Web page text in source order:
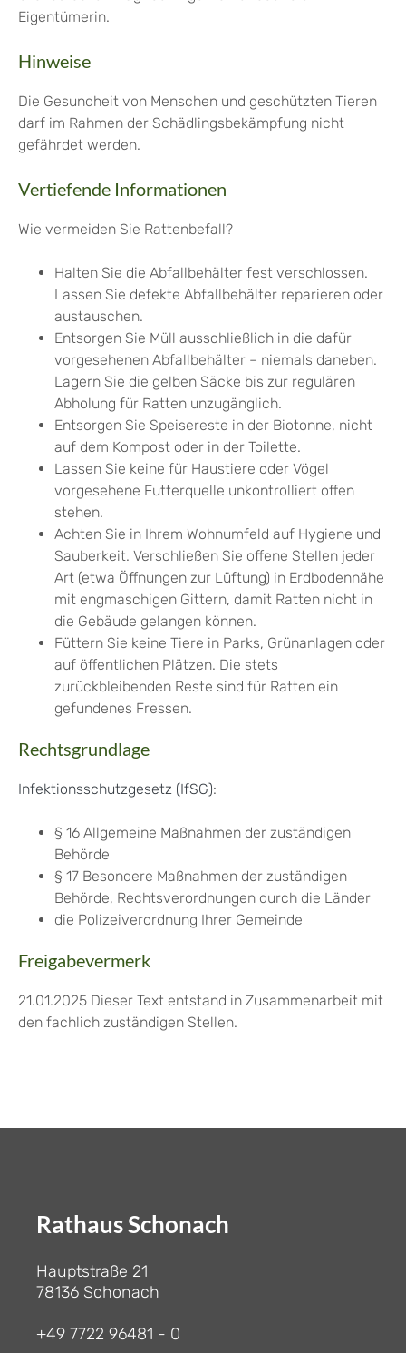
Eigentümerin.
Hinweise
Die Gesundheit von Menschen und geschützten Tieren
darf im Rahmen der Schädlingsbekämpfung nicht
gefährdet werden.
Vertiefende Informationen
Wie vermeiden Sie Rattenbefall?
Halten Sie die Abfallbehälter fest verschlossen.
Lassen Sie defekte Abfallbehälter reparieren oder
austauschen.
Entsorgen Sie Müll ausschließlich in die dafür
vorgesehenen Abfallbehälter – niemals daneben.
Lagern Sie die gelben Säcke bis zur regulären
Abholung für Ratten unzugänglich.
Entsorgen Sie Speisereste in der Biotonne, nicht
auf dem Kompost oder in der Toilette.
Lassen Sie keine für Haustiere oder Vögel
vorgesehene Futterquelle unkontrolliert offen
stehen.
Achten Sie in Ihrem Wohnumfeld auf Hygiene und
Sauberkeit. Verschließen Sie offene Stellen jeder
Art (etwa Öffnungen zur Lüftung) in Erdbodennähe
mit engmaschigen Gittern, damit Ratten nicht in
die Gebäude gelangen können.
Füttern Sie keine Tiere in Parks, Grünanlagen oder
auf öffentlichen Plätzen. Die stets
zurückbleibenden Reste sind für Ratten ein
gefundenes Fressen.
Rechtsgrundlage
Infektionsschutzgesetz (IfSG):
§ 16 Allgemeine Maßnahmen der zuständigen
Behörde
§ 17 Besondere Maßnahmen der zuständigen
Behörde, Rechtsverordnungen durch die Länder
die Polizeiverordnung Ihrer Gemeinde
Freigabevermerk
21.01.2025 Dieser Text entstand in Zusammenarbeit mit
den fachlich zuständigen Stellen.
Rathaus Schonach
Hauptstraße 21
78136 Schonach
+49 7722 96481 - 0